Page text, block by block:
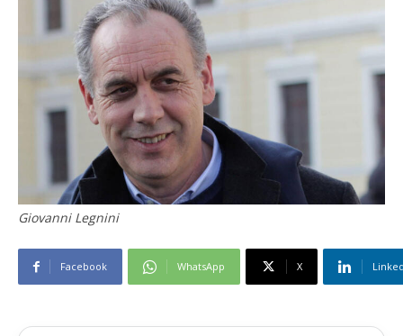
Giovanni Legnini
Facebook WhatsApp X